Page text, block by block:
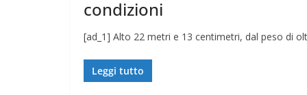
condizioni
[ad_1] Alto 22 metri e 13 centimetri, dal peso di
Leggi tutto